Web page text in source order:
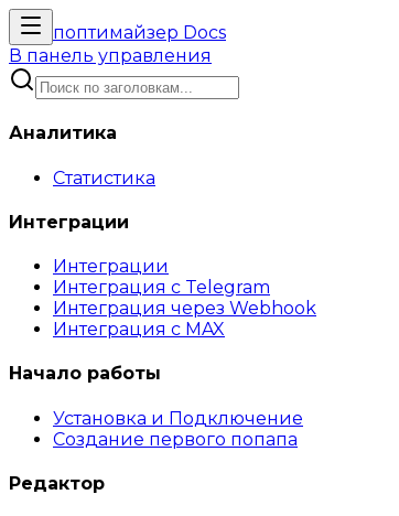
поптимайзер Docs
В панель управления
Аналитика
Статистика
Интеграции
Интеграции
Интеграция с Telegram
Интеграция через Webhook
Интеграция с MAX
Начало работы
Установка и Подключение
Создание первого попапа
Редактор